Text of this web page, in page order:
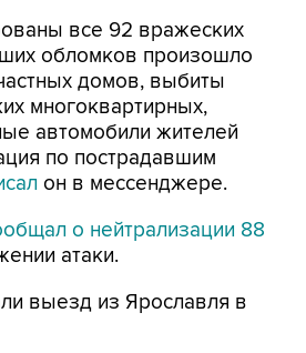
все 92 вражеских
обломков произошло
домов, выбиты
многоквартирных,
автомобили жителей
по пострадавшим
он в мессенджере.
о нейтрализации 88
атаки.
выезд из Ярославля в